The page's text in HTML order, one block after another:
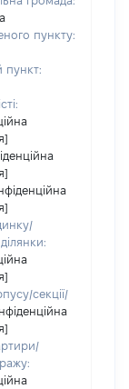
пункту:
пункт:
секції/